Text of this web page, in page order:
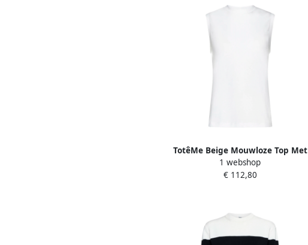
TotêMe Beige Mouwloze Top Met
Ronde Hals White Dames
1 webshop
€ 112,80